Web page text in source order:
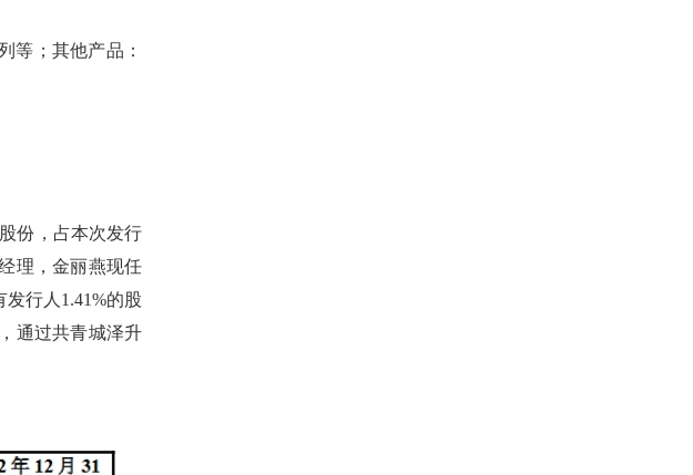
等；其他产品：
份，占本次发行
理，金丽燕现任
行人1.41%的股
通过共青城泽升